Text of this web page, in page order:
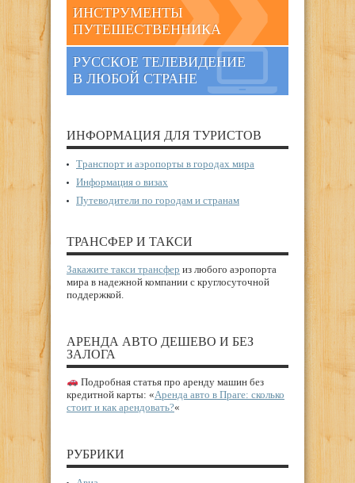
ИНСТРУМЕНТЫ
ПУТЕШЕСТВЕННИКА
РУССКОЕ ТЕЛЕВИДЕНИЕ
В ЛЮБОЙ СТРАНЕ
ИНФОРМАЦИЯ ДЛЯ ТУРИСТОВ
Транспорт и аэропорты в городах мира
Информация о визах
Путеводители по городам и странам
ТРАНСФЕР И ТАКСИ
Закажите такси трансфер из любого аэропорта
мира в надежной компании с круглосуточной
поддержкой.
АРЕНДА АВТО ДЕШЕВО И БЕЗ
ЗАЛОГА
Подробная статья про аренду машин без
кредитной карты: «Аренда авто в Праге: сколько
стоит и как арендовать?«
РУБРИКИ